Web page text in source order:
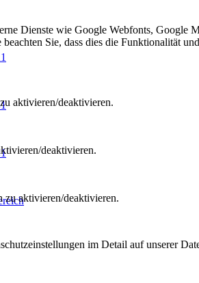
Dienste wie Google Webfonts, Google
Sie, dass dies die Funktionalität
aktivieren/deaktivieren.
deaktivieren.
aktivieren/deaktivieren.
im Detail auf unserer